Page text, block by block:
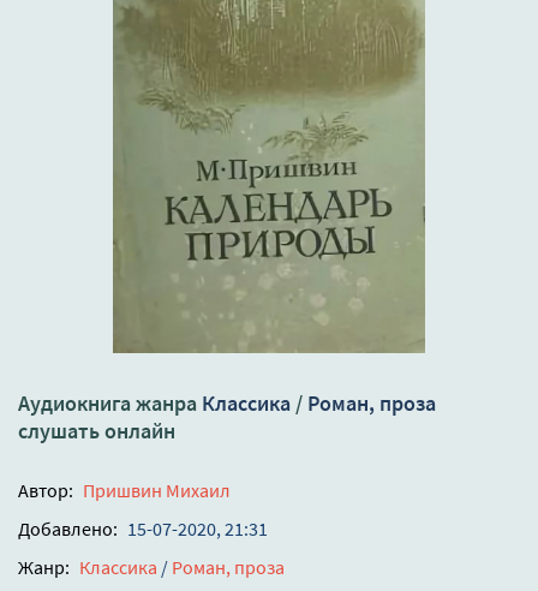
Аудиокнига жанра Классика / Роман, проза
слушать онлайн
Автор: Пришвин Михаил
Добавлено: 15-07-2020, 21:31
Жанр: Классика / Роман, проза